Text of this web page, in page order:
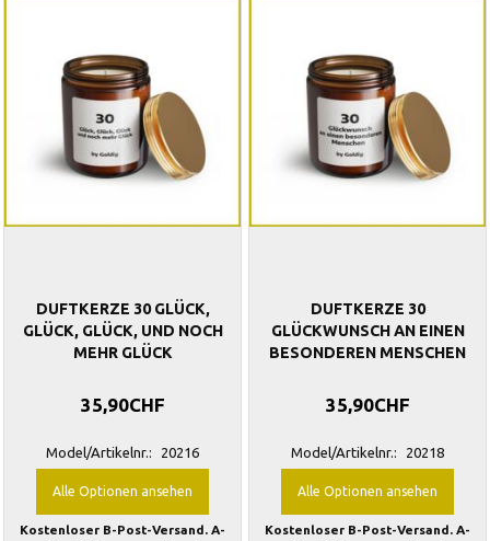
DUFTKERZE 30 GLÜCK,
GLÜCK, GLÜCK, UND NOCH
MEHR GLÜCK
35,90CHF
Model/Artikelnr.: 20216
Alle Optionen ansehen
Kostenloser B-Post-Versand. A-
DUFTKERZE 30
GLÜCKWUNSCH AN EINEN
BESONDEREN MENSCHEN
35,90CHF
Model/Artikelnr.: 20218
Alle Optionen ansehen
Kostenloser B-Post-Versand. A-